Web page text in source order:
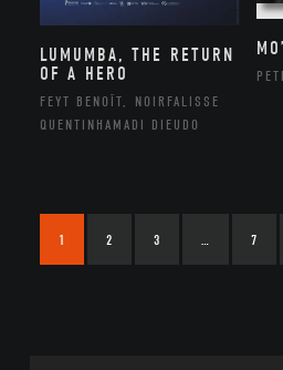
LUMUMBA, THE RETURN
OF A HERO
FEYT BENOÎT, NOIRFALISSE
QUENTINHAMADI DIEUDO
1 2 3 7